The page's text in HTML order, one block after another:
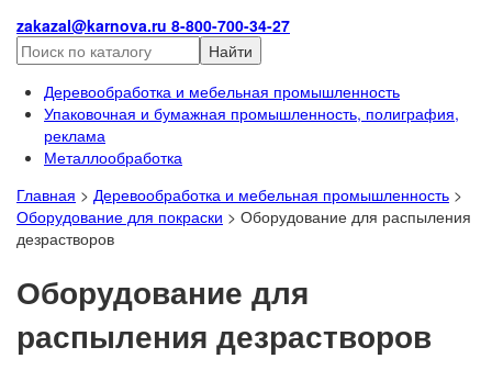
zakazal@karnova.ru 8-800-700-34-27
Найти
Деревообработка и мебельная промышленность
Упаковочная и бумажная промышленность, полиграфия,
реклама
Металлообработка
Главная > Деревообработка и мебельная промышленность >
Оборудование для покраски > Оборудование для распыления
дезрастворов
Оборудование для
распыления дезрастворов